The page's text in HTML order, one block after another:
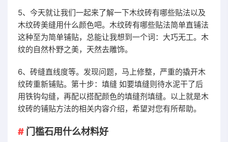
5、今天就让我们一起来了解一下木纹砖有哪些贴法以及
木纹砖美缝用什么颜色吧。木纹砖有哪些贴法简单直铺法
这种至为简单铺贴，总能让我想到一个词：大巧无工。木
纹的自然朴野之美，天然去雕饰。
6、砖缝直线度等。发现问题，马上修整，严重的撬开木
纹砖重新铺贴。第十步：填缝 如要填缝则待水泥干了后
用铁钩勾缝，再配以搭配颜色的填缝剂填缝。以上就是木
纹砖的铺贴方法的相关内容介绍，希望对您有所帮助。
门槛石用什么材料好